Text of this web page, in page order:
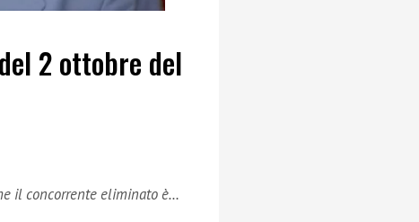
2 ottobre del
il concorrente eliminato è…